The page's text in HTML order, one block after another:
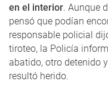
en el interior. Aunque
pensó que podían
responsable policial
tiroteo, la Policía
abatido, otro detenido
resultó herido.